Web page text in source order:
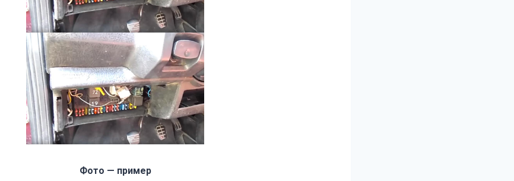
Фото — пример